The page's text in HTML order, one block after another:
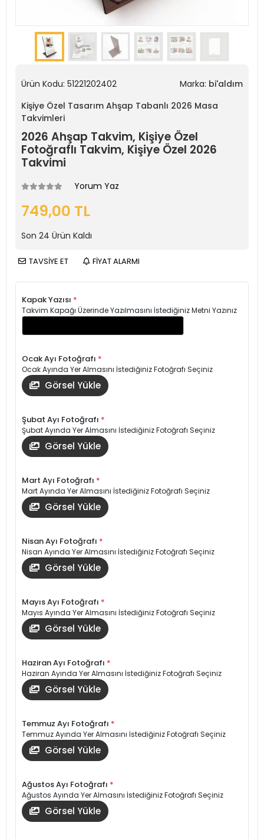
Ürün Kodu: 51221202402 Marka: bi'aldım
Kişiye Özel Tasarım Ahşap Tabanlı 2026 Masa
Takvimleri
2026 Ahşap Takvim, Kişiye Özel
Fotoğraflı Takvim, Kişiye Özel 2026
Takvimi
Yorum Yaz
749,00 TL
Son 24 Ürün Kaldı
TAVSİYE ET FİYAT ALARMI
Kapak Yazısı *
Takvim Kapağı Üzerinde Yazılmasını İstediğiniz Metni Yazınız
Ocak Ayı Fotoğrafı *
Ocak Ayında Yer Almasını İstediğiniz Fotoğrafı Seçiniz
Görsel Yükle
Şubat Ayı Fotoğrafı *
Şubat Ayında Yer Almasını İstediğiniz Fotoğrafı Seçiniz
Görsel Yükle
Mart Ayı Fotoğrafı *
Mart Ayında Yer Almasını İstediğiniz Fotoğrafı Seçiniz
Görsel Yükle
Nisan Ayı Fotoğrafı *
Nisan Ayında Yer Almasını İstediğiniz Fotoğrafı Seçiniz
Görsel Yükle
Mayıs Ayı Fotoğrafı *
Mayıs Ayında Yer Almasını İstediğiniz Fotoğrafı Seçiniz
Görsel Yükle
Haziran Ayı Fotoğrafı *
Haziran Ayında Yer Almasını İstediğiniz Fotoğrafı Seçiniz
Görsel Yükle
Temmuz Ayı Fotoğrafı *
Temmuz Ayında Yer Almasını İstediğiniz Fotoğrafı Seçiniz
Görsel Yükle
Ağustos Ayı Fotoğrafı *
Ağustos Ayında Yer Almasını İstediğiniz Fotoğrafı Seçiniz
Görsel Yükle